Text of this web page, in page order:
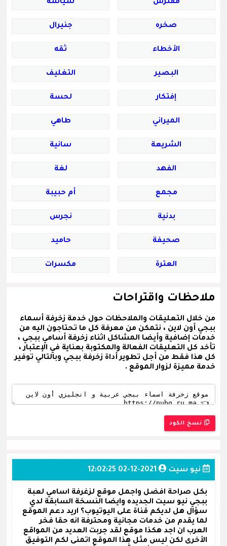
مفترس سياسة
صخره جنيرال
الأخطاء ثقه
البصير التغليف
إفتكار لحسة
الميراني طاهي
الشريعة سانية
الفهد لغة
مجمع أم حبيبة
بدنية نجرس
صحيفة حاميد
العترة مكسرات
ملاحظات واقتراحات
من خلال التعليقات والملاحظات حول خدمة زخرفة أسماء
ببجي أون لاين ، نتمكن من معرفة كل ما تحتاجون اليه من
خدمات إضافية وأيضا المشاكل اثناء زخرفة أسامي ببجي ،
تأخد كل التعليقات الفعالة والمكتوبة بعناية في الإعتبار ،
كل هذا فقط من أجل تطوير أداة زخرفة ببجي وبالتالي توفير
خدمة مميزة لزوار الموقع .
نسخ الكود
نيو سيت 2021-12-02 12:02:25
بكل صراحة افضل واجمل موقع لزغرفة اسامي لعبة
ببجي نيو سيت الجديده وايضا النسخة السابقة لدي
سؤال هل لديكم قناة على اليوتيوب؟ اريد دعم الموقع
لما يقدم من خدمات مجانية ومحترفة انه حقا فخر
العرب ان اجد هكذا موقع لقد جربت العديد من المواقع
الأخرى لكن ليس مثل هذا الموقع اتمنى لكم التوفيق